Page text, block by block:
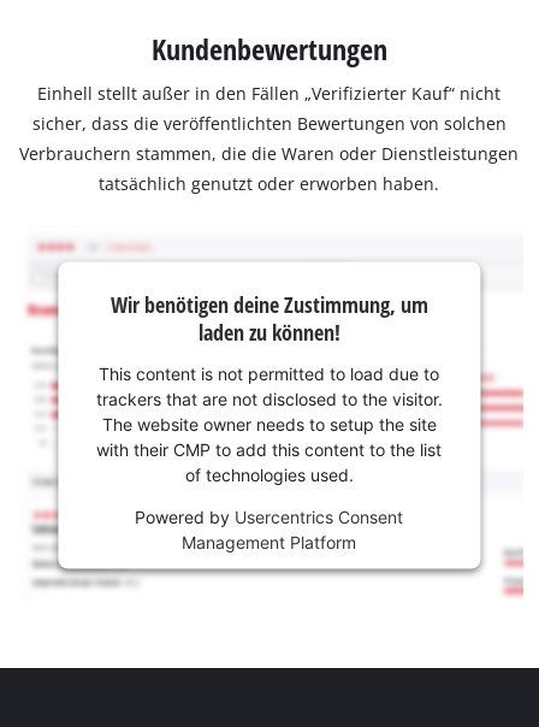
Kundenbewertungen
Einhell stellt außer in den Fällen „Verifizierter Kauf“ nicht
sicher, dass die veröffentlichten Bewertungen von solchen
Verbrauchern stammen, die die Waren oder Dienstleistungen
tatsächlich genutzt oder erworben haben.
Wir benötigen deine Zustimmung, um
laden zu können!
This content is not permitted to load due to
trackers that are not disclosed to the visitor.
The website owner needs to setup the site
with their CMP to add this content to the list
of technologies used.
Powered by Usercentrics Consent
Management Platform